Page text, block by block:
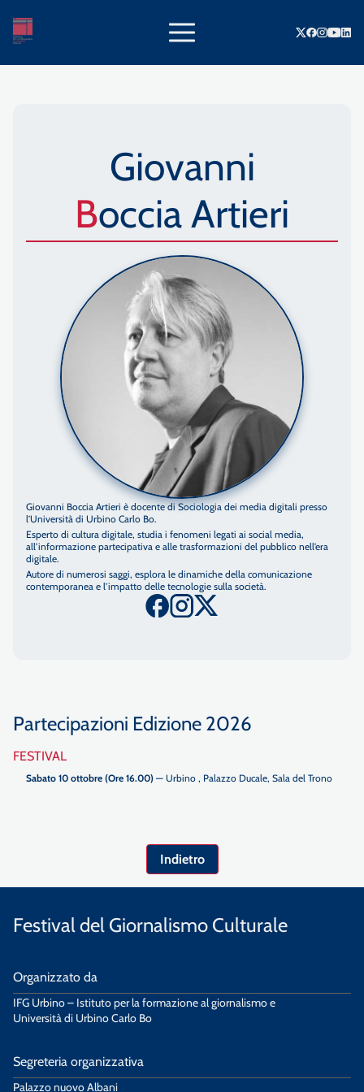
Giovanni
Boccia Artieri
Giovanni Boccia Artieri è docente di Sociologia dei media digitali presso
l’Università di Urbino Carlo Bo.
Esperto di cultura digitale, studia i fenomeni legati ai social media,
all’informazione partecipativa e alle trasformazioni del pubblico nell’era
digitale.
Autore di numerosi saggi, esplora le dinamiche della comunicazione
contemporanea e l’impatto delle tecnologie sulla società.
Partecipazioni Edizione 2026
FESTIVAL
Sabato 10 ottobre (Ore 16.00) — Urbino , Palazzo Ducale, Sala del Trono
Indietro
Festival del Giornalismo Culturale
Organizzato da
IFG Urbino – Istituto per la formazione al giornalismo e
Università di Urbino Carlo Bo
Segreteria organizzativa
Palazzo nuovo Albani